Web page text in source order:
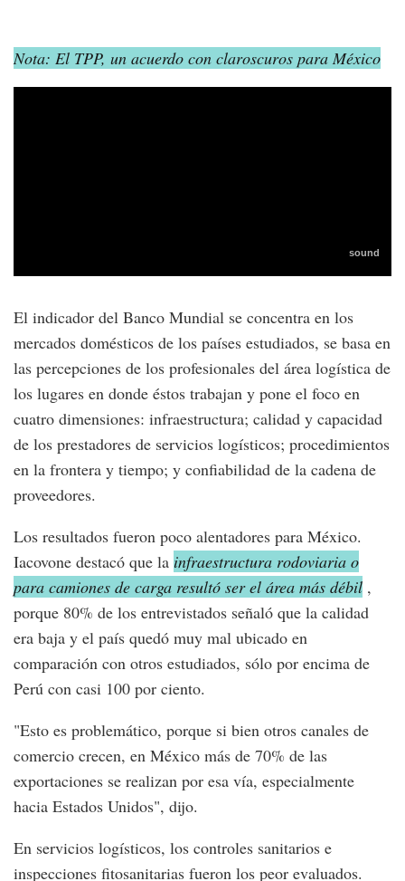
Nota: El TPP, un acuerdo con claroscuros para México
El indicador del Banco Mundial se concentra en los
mercados domésticos de los países estudiados, se basa en
las percepciones de los profesionales del área logística de
los lugares en donde éstos trabajan y pone el foco en
cuatro dimensiones: infraestructura; calidad y capacidad
de los prestadores de servicios logísticos; procedimientos
en la frontera y tiempo; y confiabilidad de la cadena de
proveedores.
Los resultados fueron poco alentadores para México.
Iacovone destacó que la infraestructura rodoviaria o
para camiones de carga resultó ser el área más débil ,
porque 80% de los entrevistados señaló que la calidad
era baja y el país quedó muy mal ubicado en
comparación con otros estudiados, sólo por encima de
Perú con casi 100 por ciento.
"Esto es problemático, porque si bien otros canales de
comercio crecen, en México más de 70% de las
exportaciones se realizan por esa vía, especialmente
hacia Estados Unidos", dijo.
En servicios logísticos, los controles sanitarios e
inspecciones fitosanitarias fueron los peor evaluados.